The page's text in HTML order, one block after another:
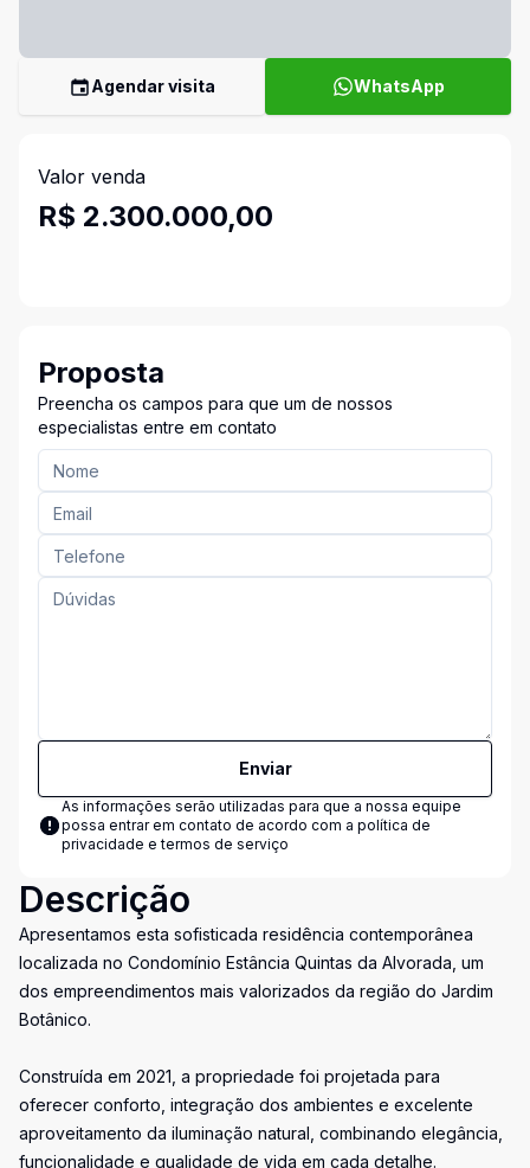
Agendar visita WhatsApp
Valor venda
R$ 2.300.000,00
Proposta
Preencha os campos para que um de nossos
especialistas entre em contato
Enviar
As informações serão utilizadas para que a nossa equipe
possa entrar em contato de acordo com a política de
privacidade e termos de serviço
Descrição
Apresentamos esta sofisticada residência contemporânea
localizada no Condomínio Estância Quintas da Alvorada, um
dos empreendimentos mais valorizados da região do Jardim
Botânico.
Construída em 2021, a propriedade foi projetada para
oferecer conforto, integração dos ambientes e excelente
aproveitamento da iluminação natural, combinando elegância,
funcionalidade e qualidade de vida em cada detalhe.